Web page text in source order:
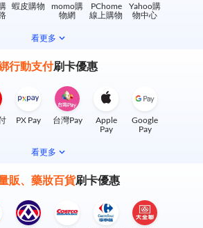
蝦皮購物
momo購
物網
PChome
線上購物
Yahoo購
物中心
看更多
行動支付刷卡優惠
PX Pay 台灣Pay
Apple
Pay
Google
Pay
看更多
販、藥妝百貨刷卡優惠